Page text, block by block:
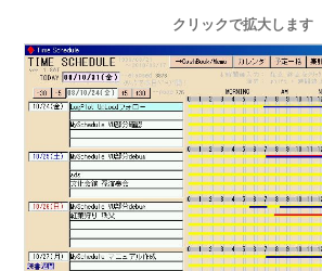
クリックで拡大します